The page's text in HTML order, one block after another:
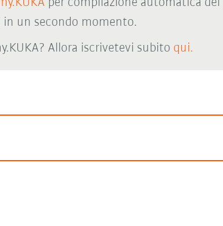
un secondo momento.
Allora iscrivetevi subito qui.